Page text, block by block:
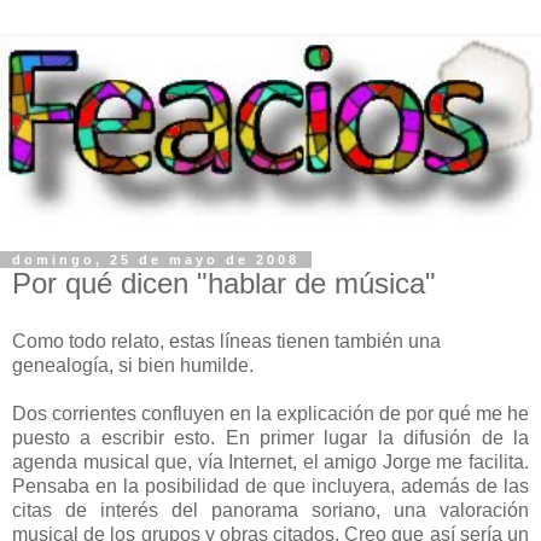
domingo, 25 de mayo de 2008
Por qué dicen "hablar de música"
Como todo relato, estas líneas tienen también una
genealogía, si bien humilde.
Dos corrientes confluyen en la explicación de por qué me he
puesto a escribir esto. En primer lugar la difusión de la
agenda musical que, vía Internet, el amigo Jorge me facilita.
Pensaba en la posibilidad de que incluyera, además de las
citas de interés del panorama soriano, una valoración
musical de los grupos y obras citados. Creo que así sería un